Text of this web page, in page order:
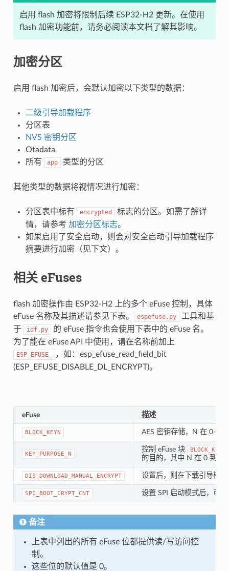
启用 flash 加密将限制后续 ESP32-H2 更新。在使用
flash 加密功能前，请务必阅读本文档了解其影响。
加密分区
启用 flash 加密后，会默认加密以下类型的数据：
二级引导加载程序
分区表
NVS 密钥分区
Otadata
所有
app 类型的分区
其他类型的数据将视情况进行加密：
分区表中标有 encrypted
标志的分区。如需了解详
情，请参考 加密分区标志。
如果启用了安全启动，则会对安全启动引导加载程序
摘要进行加密（见下文）。
相关 eFuses
flash 加密操作由 ESP32-H2 上的多个 eFuse 控制，具体
eFuse 名称及其描述请参见下表。
espefuse.py
工具和基
于
idf.py
的 eFuse 指令也会使用下表中的 eFuse 名。
为了能在 eFuse API 中使用，请在名称前加上
ESP_EFUSE_
，如：esp_efuse_read_field_bit
(ESP_EFUSE_DISABLE_DL_ENCRYPT)。
eFuse 描述
BLOCK_KEYN AES 密钥存储，N 在 0-5
KEY_PURPOSE_N
控制 eFuse 块 BLOCK_KEYN
的目的，其中 N 在 0 到 5
DIS_DOWNLOAD_MANUAL_ENCRYPT 设置后，则在下载引导模
SPI_BOOT_CRYPT_CNT 设置 SPI 启动模式后，可
备注
上表中列出的所有 eFuse 位都提供读/写访问控
制。
这些位的默认值是 0。